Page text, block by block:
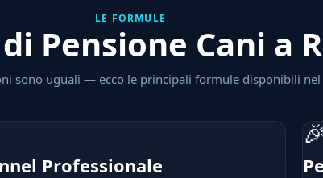
LE FORMULE
Pensione Cani a
sono uguali — ecco le principali formule disponibili
Professionale